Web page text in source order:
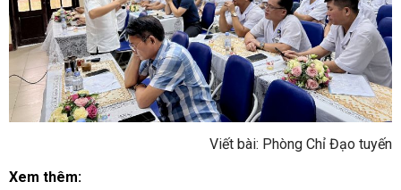
Viết bài: Phòng Chỉ Đạo tuyến
Xem thêm: